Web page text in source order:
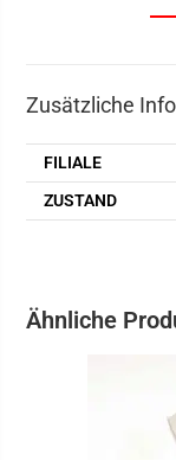
Zusätzliche
FILIALE
ZUSTAND
Ähnliche